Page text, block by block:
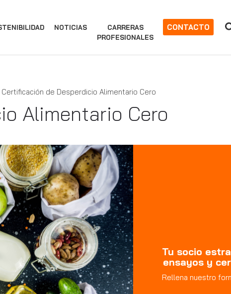
NOTICIAS
CARRERAS
PROFESIONALES
CONTACTO
Certificación de Desperdicio Alimentario Cero
Alimentario Cero
Tu socio
ensayos y
Rellena nuestro